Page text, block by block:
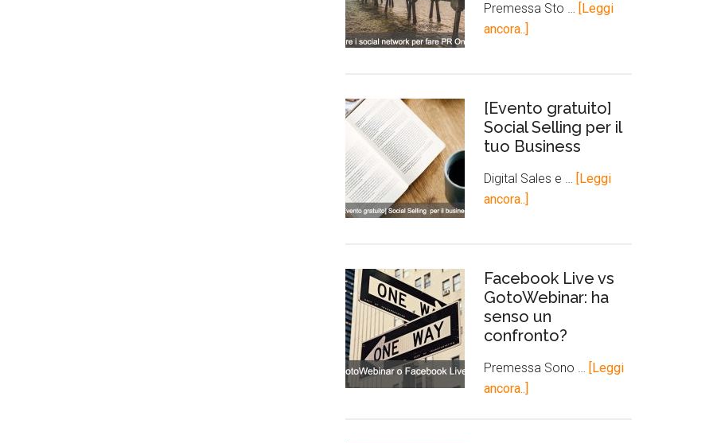
Premessa Sto …
[Leggi
ancora..]
[Evento gratuito]
Social Selling per il
tuo Business
Digital Sales e …
[Leggi
ancora..]
Facebook Live vs
GotoWebinar: ha
senso un
confronto?
Premessa Sono …
[Leggi
ancora..]